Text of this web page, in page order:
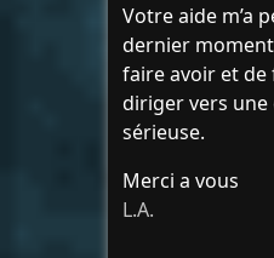
Votre aide m’a
dernier
faire avoir et
diriger vers
sérieuse.
Merci a vous
L.A.